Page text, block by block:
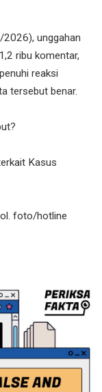
unggahan
ribu komentar,
reaksi
tersebut benar.
Kasus
foto/hotline